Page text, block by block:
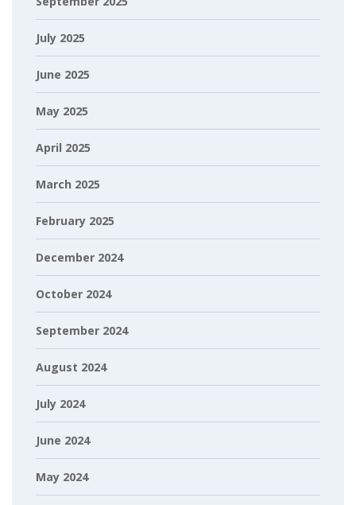
July 2025
June 2025
May 2025
April 2025
March 2025
February 2025
December 2024
October 2024
September 2024
August 2024
July 2024
June 2024
May 2024